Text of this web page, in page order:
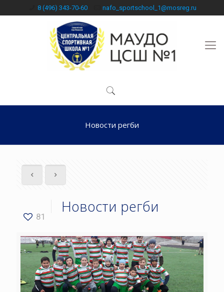
8 (496) 343-70-60 nafo_sportschool_1@mosreg.ru
Новости регби
81
Новости регби